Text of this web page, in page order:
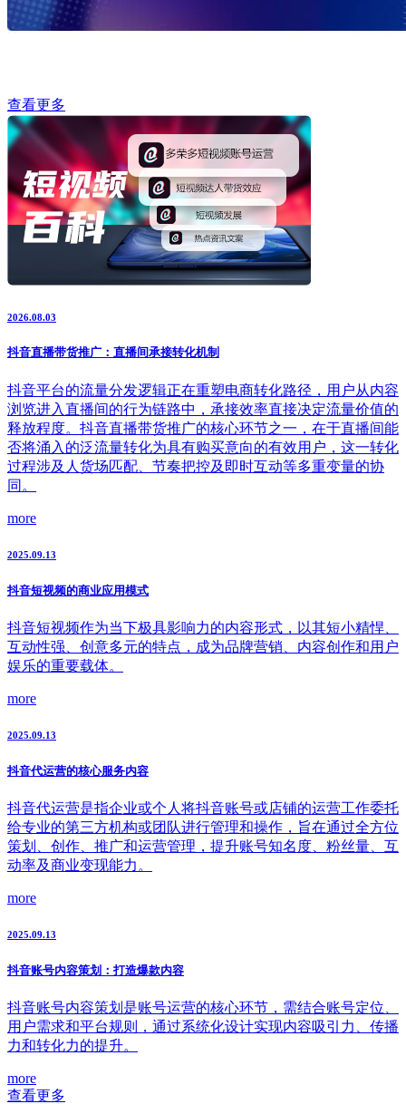
查看更多
2026.08.03
抖音直播带货推广：直播间承接转化机制
抖音平台的流量分发逻辑正在重塑电商转化路径，用户从内容
浏览进入直播间的行为链路中，承接效率直接决定流量价值的
释放程度。抖音直播带货推广的核心环节之一，在于直播间能
否将涌入的泛流量转化为具有购买意向的有效用户，这一转化
过程涉及人货场匹配、节奏把控及即时互动等多重变量的协
同。
more
2025.09.13
抖音短视频的商业应用模式
抖音短视频作为当下极具影响力的内容形式，以其短小精悍、
互动性强、创意多元的特点，成为品牌营销、内容创作和用户
娱乐的重要载体。
more
2025.09.13
抖音代运营的核心服务内容
抖音代运营是指企业或个人将抖音账号或店铺的运营工作委托
给专业的第三方机构或团队进行管理和操作，旨在通过全方位
策划、创作、推广和运营管理，提升账号知名度、粉丝量、互
动率及商业变现能力。
more
2025.09.13
抖音账号内容策划：打造爆款内容
抖音账号内容策划是账号运营的核心环节，需结合账号定位、
用户需求和平台规则，通过系统化设计实现内容吸引力、传播
力和转化力的提升。
more
查看更多